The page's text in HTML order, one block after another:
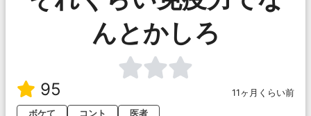
んとかしろ
95
11ヶ月くらい前
ボケて
コント 医者